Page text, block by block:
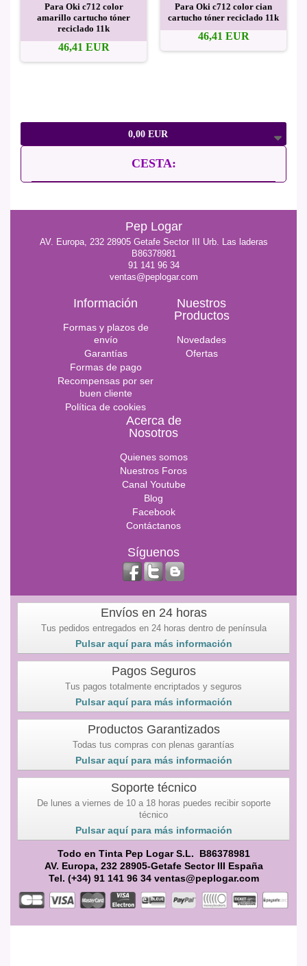
0,00 EUR
CESTA:
Para Oki c712 color
amarillo cartucho tóner
reciclado 11k
46,41 EUR
Para Oki c712 color cian
cartucho tóner reciclado 11k
46,41 EUR
Pep Logar
AV. Europa, 232 28905 Getafe Sector III Urb. Las laderas
B86378981
91 141 96 34
ventas@peplogar.com
Información
Formas y plazos de
envío
Garantías
Formas de pago
Recompensas por ser
buen cliente
Política de cookies
Nuestros
Productos
Novedades
Ofertas
Acerca de
Nosotros
Quienes somos
Nuestros Foros
Canal Youtube
Blog
Facebook
Contáctanos
Síguenos
Envíos en 24 horas
Tus pedidos entregados en 24 horas dentro de península
Pulsar aquí para más información
Pagos Seguros
Tus pagos totalmente encriptados y seguros
Pulsar aquí para más información
Productos Garantizados
Todas tus compras con plenas garantías
Pulsar aquí para más información
Soporte técnico
De lunes a viernes de 10 a 18 horas puedes recibir soporte
técnico
Pulsar aquí para más información
Todo en Tinta Pep Logar S.L. B86378981
AV. Europa, 232 28905-Getafe Sector III España
Tel. (+34) 91 141 96 34 ventas@peplogar.com